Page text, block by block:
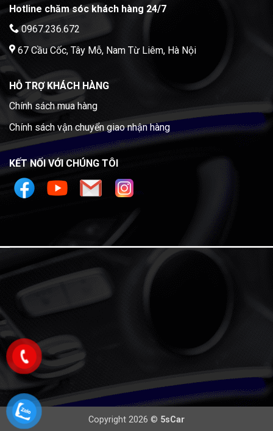
Hotline chăm sóc khách hàng 24/7
0967.236.672
67 Cầu Cốc, Tây Mỗ, Nam Từ Liêm, Hà Nội
HỖ TRỢ KHÁCH HÀNG
Chính sách mua hàng
Chính sách vận chuyển giao nhận hàng
KẾT NỐI VỚI CHÚNG TÔI
Copyright 2026 © 5sCar